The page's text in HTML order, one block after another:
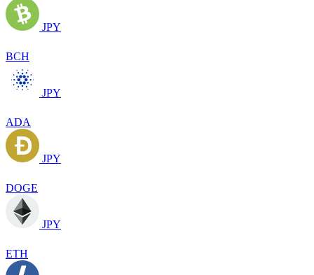
JPY
BCH
JPY
ADA
JPY
DOGE
JPY
ETH